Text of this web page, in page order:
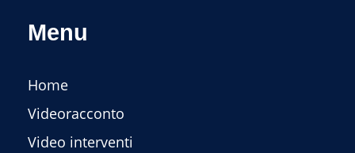
Menu
Home
Videoracconto
Video interventi